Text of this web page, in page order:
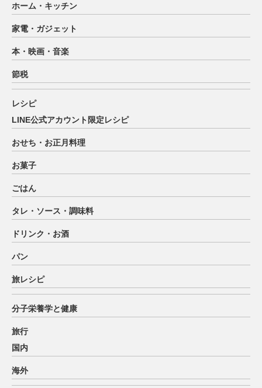
ホーム・キッチン
家電・ガジェット
本・映画・音楽
節税
レシピ
LINE公式アカウント限定レシピ
おせち・お正月料理
お菓子
ごはん
タレ・ソース・調味料
ドリンク・お酒
パン
旅レシピ
分子栄養学と健康
旅行
国内
海外